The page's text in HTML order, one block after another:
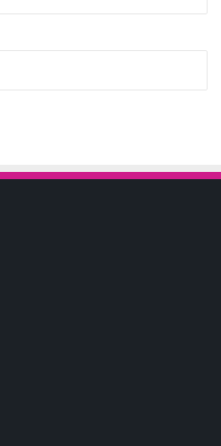
ของ Kazuhiro เองว่า “นี่คือ
วามฝันที่ซับซ้อนกว่าเดิม?” แต่
ปลกๆ ของเธอเกี่ยวกับสิ่งของ
นว่าเธอ “มีตัวตน” อย่าง
ว่างสองโลก จุดเด่นของซีรีส์นี้
ชาติและสัตว์ประหลาด ต้อง
ะร้านสะดวกซื้อ 24 ชั่วโมง คือ
อาหารญี่ปุ่นก็เป็นประเด็นหลัก
Elf!